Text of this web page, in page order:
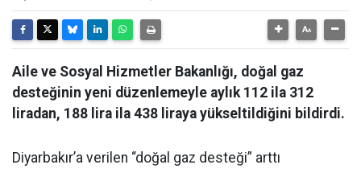
Aile ve Sosyal Hizmetler Bakanlığı, doğal gaz
desteğinin yeni düzenlemeyle aylık 112 ila 312
liradan, 188 lira ila 438 liraya yükseltildiğini bildirdi.
Diyarbakır’a verilen “doğal gaz desteği” arttı